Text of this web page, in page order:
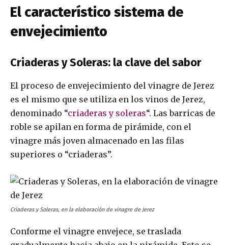
El característico sistema de
envejecimiento
Criaderas y Soleras: la clave del sabor
El proceso de envejecimiento del vinagre de Jerez
es el mismo que se utiliza en los vinos de Jerez,
denominado “criaderas y soleras“. Las barricas de
roble se apilan en forma de pirámide, con el
vinagre más joven almacenado en las filas
superiores o “criaderas”.
Criaderas y Soleras, en la elaboración de vinagre de Jerez
Conforme el vinagre envejece, se traslada